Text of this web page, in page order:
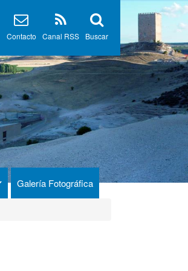
Buscar
Canal RSS
Contacto
Galería Fotográfica